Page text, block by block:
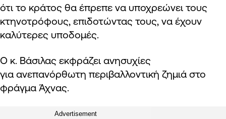
ότι το κράτος θα έπρεπε να υποχρεώνει τους
κτηνοτρόφους, επιδοτώντας τους, να έχουν
καλύτερες υποδομές.
Ο κ. Βάσιλας εκφράζει ανησυχίες
για ανεπανόρθωτη περιβαλλοντική ζημιά στο
φράγμα Άχνας.
Advertisement